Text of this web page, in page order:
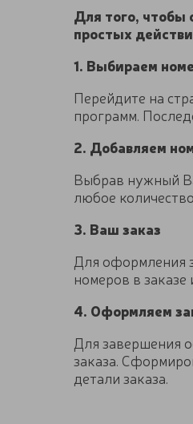
Для того, чтобы
простых
1. Выбираем
Перейдите на
программ.
2. Добавляем
Выбрав нужный
любое
3. Ваш заказ
Для оформления
номеров в
4. Оформляем
Для завершения
заказа.
детали заказа.